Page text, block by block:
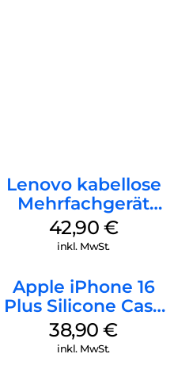
Lenovo kabellose
Mehrfachgerät
Luna Grey
42,90 €
inkl. MwSt.
Apple iPhone 16
Plus Silicone Case
MagSafe Denim
38,90€
inkl. MwSt.